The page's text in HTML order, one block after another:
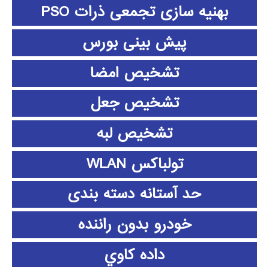
بهنیه سازی تجمعی ذرات PSO
پیش بینی بورس
تشخیص امضا
تشخیص جعل
تشخیص لبه
تولباکس WLAN
حد آستانه دسته بندی
خودرو بدون راننده
داده كاوي